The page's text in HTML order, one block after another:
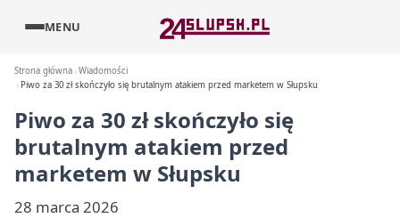
MENU
Strona główna Wiadomości
Piwo za 30 zł skończyło się brutalnym atakiem przed marketem w Słupsku
Piwo za 30 zł skończyło się
brutalnym atakiem przed
marketem w Słupsku
28 marca 2026